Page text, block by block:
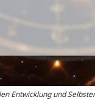
Entwicklung und